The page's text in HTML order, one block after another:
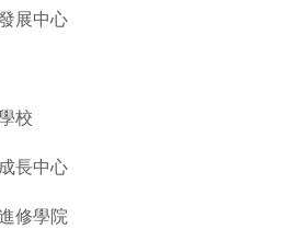
展中心
校
長中心
修學院